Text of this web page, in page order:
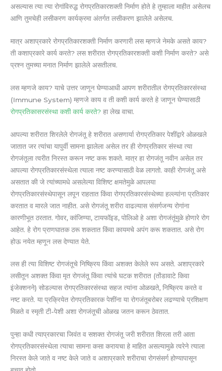
असल्यास त्या त्या रोगांविरुद्ध रोगप्रतिकारशक्ती निर्माण होते हे तुम्हाला माहीत असेलच
आणि तुमचेही लसीकरण कार्यक्रमा अंतर्गत लसीकरण झालेले असेलच.
मात्र अशाप्रकारे रोगप्रतिकारशक्ती निर्माण करणारी लस म्हणजे नेमके असते काय?
ती कशाप्रकारे कार्य करते? लस शरीरात रोगप्रतिकारशक्ती कशी निर्माण करते? असे
प्रश्न तुमच्या मनात निर्माण झालेले असतीलच.
लस म्हणजे काय? याचे उत्तर जाणून घेण्याआधी आपण शरीरातील रोगप्रतिकारसंस्था
(Immune System) म्हणजे काय व ती कशी कार्य करते हे जाणून घेण्यासाठी
रोगप्रतिकासरसंस्था कशी कार्य करते? हा लेख वाचा.
आपल्या शरीरात शिरलेले रोगजंतू हे शरीरात असणार्या रोगप्रतिकार पेशींद्वारे ओळखले
जातात जर त्यांचा यापुर्वी सामना झालेला असेल तर ही रोगप्रतिकार संस्था त्या
रोगजंतूला त्वरीत निरस्त करून नष्ट करू शकते. मात्र हा रोगजंतू नवीन असेल तर
आपल्या रोगप्रतिकारसंस्थेला त्याला नष्ट करण्यासाठी वेळ लागतो. काही रोगजंतू असे
असतात की जे त्यांच्यामधे असलेल्या विशिष्ट क्षमतेमुळे आपलया
रोगप्रतिकारसंस्थेपासून लपून राहतात किंवा रोगप्रतिकारसंस्थेच्या हल्ल्यांना प्रतिकार
करतात व मारले जात नाहीत. असे रोगजंतू शरीरा वाढल्यास संसर्गजन्य रोगांना
कारणीभूत ठरतात. गोवर, कांजिण्या, टायफॉइड, पोलिओ हे अशा रोगजंतूंमुळे होणारे रोग
आहेत. हे रोग प्राणघातक ठरू शकतात किंवा कायमचे अपंग करू शकतात. असे रोग
होऊ नयेत म्हणून लस देण्यात येते.
लस ही त्या विशिष्ट रोगजंतूचे निष्क्रिय किंवा अशक्त केलेले रूप असते. अशाप्रकारे
लसीतून अशक्त किंवा मृत रोगजंतू किंवा त्यांचे घटक शरीरात (तोंडावाटे किवा
इंजेक्शनने) सोडल्यास रोगप्रतिकारसंस्था सहज त्यांना ओळखते, निष्क्रिय करते व
नष्ट करते. या प्रक्रियेत रोगप्रतिकारक पेशींना या रोगजंतूबरोबर लढण्याचे प्रशिक्षण
मिळते व स्मृती टी-पेशी अशा रोगजंतूची ओळख जतन करून ठेवतात.
पुन्हा कधी त्याप्रकारचा जिवंत व सशक्त रोगजंतू जरी शरीरात शिरला तरी आता
रोगप्रतिकारसंस्थेला त्याचा सामना कसा करायचा हे माहित असल्यामुळे त्वरेने त्याला
निरस्त केले जाते व नष्ट केले जाते व अशाप्रकारे शरीराचा रोगसंसर्ग होण्यापासून